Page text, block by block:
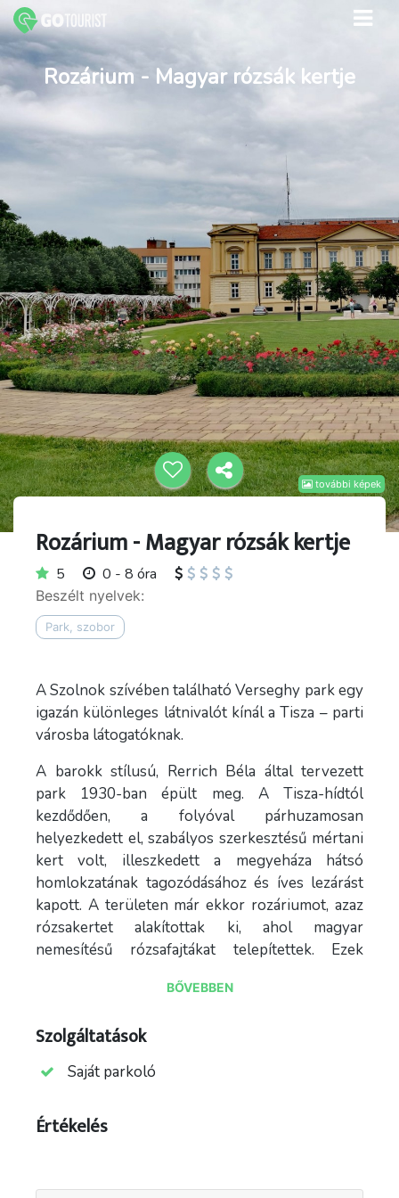
további képek
Rozárium - Magyar rózsák kertje
Rozárium - Magyar rózsák kertje
5 0 - 8 óra
Beszélt nyelvek:
Park, szobor
A Szolnok szívében található Verseghy park egy
igazán különleges látnivalót kínál a Tisza – parti
városba látogatóknak.
A barokk stílusú, Rerrich Béla által tervezett
park 1930-ban épült meg. A Tisza-hídtól
kezdődően, a folyóval párhuzamosan
helyezkedett el, szabályos szerkesztésű mértani
kert volt, illeszkedett a megyeháza hátsó
homlokzatának tagozódásához és íves lezárást
kapott. A területen már ekkor rozáriumot, azaz
rózsakertet alakítottak ki, ahol magyar
nemesítésű rózsafajtákat telepítettek. Ezek
rezisztensek (ellenállók a betegségeknek) és
A több hektáron elhelyezkedő park hamar a
szolnokiak közkedvelt pihenőhelyévé vált, a
között, a park közepén a rózsalugasok alatt
csodás rózsaillat kedvező széljárás esetén az
BŐVEBBEN
Szolgáltatások
Saját parkoló
Értékelés